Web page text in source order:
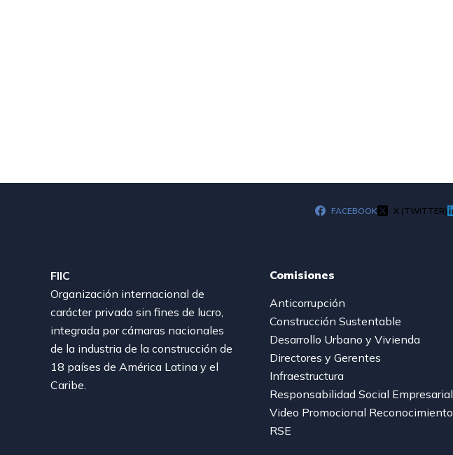
FACEBOOK X (TWITTER)
FIIC
Organización internacional de
carácter privado sin fines de lucro,
integrada por cámaras nacionales
de la industria de la construcción de
18 países de América Latina y el
Caribe.
Comisiones
Anticorrupción
Construcción Sustentable
Desarrollo Urbano y Vivienda
Directores y Gerentes
Infraestructura
Responsabilidad Social Empresarial
Video Promocional Reconocimiento
RSE